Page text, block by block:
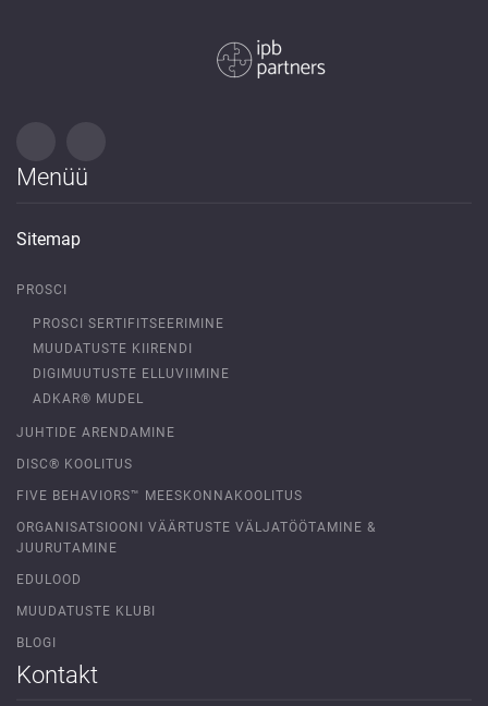
Menüü
Sitemap
PROSCI
PROSCI SERTIFITSEERIMINE
MUUDATUSTE KIIRENDI
DIGIMUUTUSTE ELLUVIIMINE
ADKAR® MUDEL
JUHTIDE ARENDAMINE
DISC® KOOLITUS
FIVE BEHAVIORS™ MEESKONNAKOOLITUS
ORGANISATSIOONI VÄÄRTUSTE VÄLJATÖÖTAMINE &
JUURUTAMINE
EDULOOD
MUUDATUSTE KLUBI
BLOGI
Kontakt